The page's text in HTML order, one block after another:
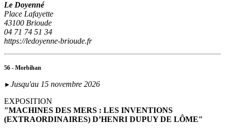
Le Doyenné
Place Lafayette
43100 Brioude
04 71 74 51 34
https://ledoyenne-brioude.fr
56 - Morbihan
► Jusqu'au 15 novembre 2026
EXPOSITION
"MACHINES DES MERS : LES INVENTIONS
(EXTRAORDINAIRES) D’HENRI DUPUY DE LÔME"